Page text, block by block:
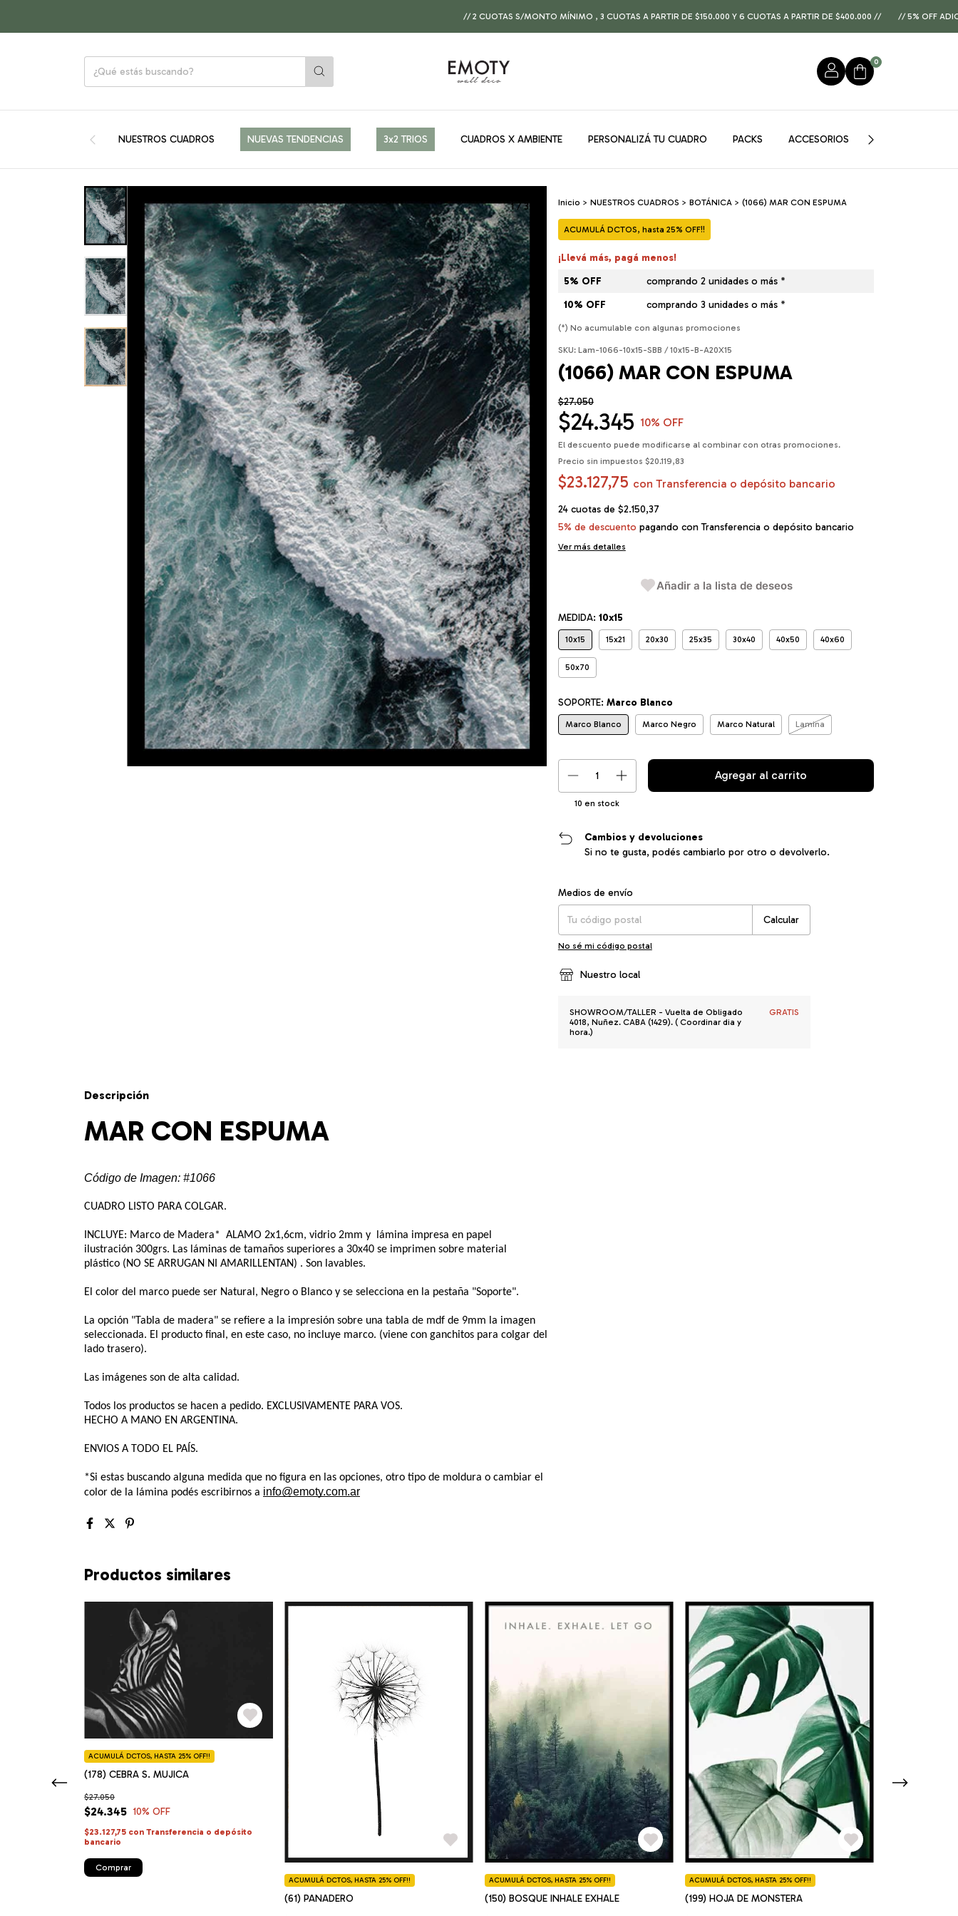
// 2 CUOTAS S/MONTO MÍNIMO , 3 CUOTAS A PARTIR DE $150.000 Y 6 CUOTAS A PARTIR DE $400.000 // // 5% OFF ADICIONAL
0
NUESTROS CUADROS NUEVAS TENDENCIAS 3x2 TRIOS CUADROS X AMBIENTE PERSONALIZÁ TU CUADRO PACKS ACCESORIOS
1/3 Inicio > NUESTROS CUADROS > BOTÁNICA > (1066) MAR CON ESPUMA
ACUMULÁ DCTOS, hasta 25% OFF!!
¡Llevá más, pagá menos!
5% OFF
comprando 2 unidades o más *
10% OFF
comprando 3 unidades o más *
(*) No acumulable con algunas promociones
SKU: Lam-1066-10x15-SBB / 10x15-B-A20X15
(1066) MAR CON ESPUMA
$27.050
$24.345 10% OFF
El descuento puede modificarse al combinar con otras promociones.
Precio sin impuestos $20.119,83
$23.127,75 con Transferencia o depósito bancario
24 cuotas de $2.150,37
5% de descuento pagando con Transferencia o depósito bancario
Ver más detalles
Añadir a la lista de deseos
MEDIDA: 10x15
10x15 15x21 20x30 25x35 30x40 40x50 40x60
50x70
SOPORTE: Marco Blanco
Marco Blanco Marco Negro Marco Natural Lamina
10 en stock
Cambios y devoluciones
Si no te gusta, podés cambiarlo por otro o devolverlo.
Entregas para el CP:
Medios de envío
Calcular
No sé mi código postal
Nuestro local
SHOWROOM/TALLER - Vuelta de Obligado
4018, Nuñez. CABA (1429). ( Coordinar dia y
hora.)
GRATIS
Descripción
MAR CON ESPUMA
Código de Imagen: #1066
CUADRO LISTO PARA COLGAR.
INCLUYE: Marco de Madera*  ALAMO 2x1,6cm, vidrio 2mm y  lámina impresa en papel
ilustración 300grs. Las láminas de tamaños superiores a 30x40 se imprimen sobre material
plástico (NO SE ARRUGAN NI AMARILLENTAN) . Son lavables.
El color del marco puede ser Natural, Negro o Blanco y se selecciona en la pestaña "Soporte".
La opción "Tabla de madera" se refiere a la impresión sobre una tabla de mdf de 9mm la imagen
seleccionada. El producto final, en este caso, no incluye marco. (viene con ganchitos para colgar del
lado trasero).
Las imágenes son de alta calidad.
Todos los productos se hacen a pedido. EXCLUSIVAMENTE PARA VOS.
HECHO A MANO EN ARGENTINA.
ENVIOS A TODO EL PAÍS.
*Si estas buscando alguna medida que no figura en las opciones, otro tipo de moldura o cambiar el
color de la lámina podés escribirnos a info@emoty.com.ar
Productos similares
(178) CEBRA S. MUJICA
$24.345
$27.050
10% OFF
ACUMULÁ DCTOS, HASTA 25% OFF!!
$23.127,75 con Transferencia o depósito
bancario
Comprar
(61) PANADERO
ACUMULÁ DCTOS, HASTA 25% OFF!!
(150) BOSQUE INHALE EXHALE
ACUMULÁ DCTOS, HASTA 25% OFF!!
(199) HOJA DE MONSTERA
ACUMULÁ DCTOS, HASTA 25% OFF!!